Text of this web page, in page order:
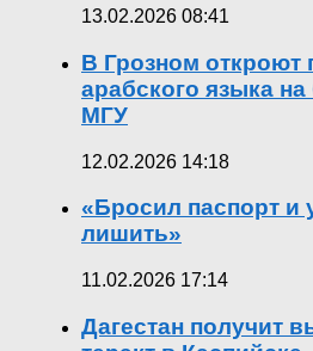
13.02.2026 08:41
В Грозном откроют
арабского языка
МГУ
12.02.2026 14:18
«Бросил паспорт и
лишить»
11.02.2026 17:14
Дагестан получит